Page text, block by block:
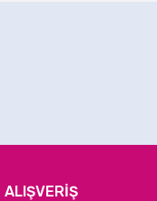
ALIŞVERİŞ